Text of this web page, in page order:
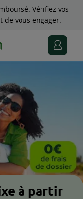
Vérifiez vos
de vous engager.
à partir